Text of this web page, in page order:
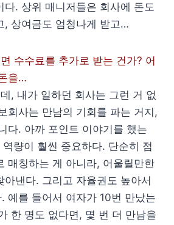
다. 상위 매니저들은 회사에 돈도
, 상여금도 엄청나게 받고…
수수료를 추가로 받는 건가? 어
을…
, 내가 일하던 회사는 그런 거 없
회사는 만남의 기회를 파는 거지,
다. 아까 포인트 이야기를 했는
량이 훨씬 중요하다. 단순히 점
매칭하는 게 아니라, 어울릴만한
아낸다. 그리고 자율권도 높아서
예를 들어서 여자가 10번 만났는
한 명도 없다면, 몇 번 더 만남을